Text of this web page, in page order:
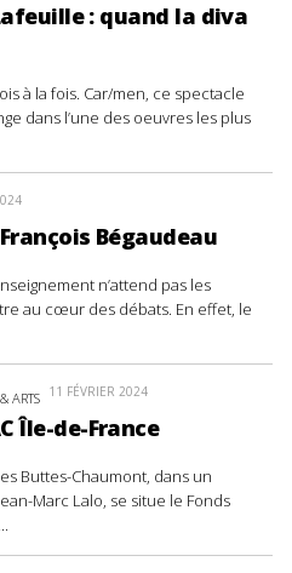
: quand la diva
à la fois. Car/men, ce spectacle
dans l’une des oeuvres les plus
Bégaudeau
n’attend pas les
au cœur des débats. En effet, le
ARTS 11 FÉVRIER 2024
Île-de-France
Buttes-Chaumont, dans un
Marc Lalo, se situe le Fonds